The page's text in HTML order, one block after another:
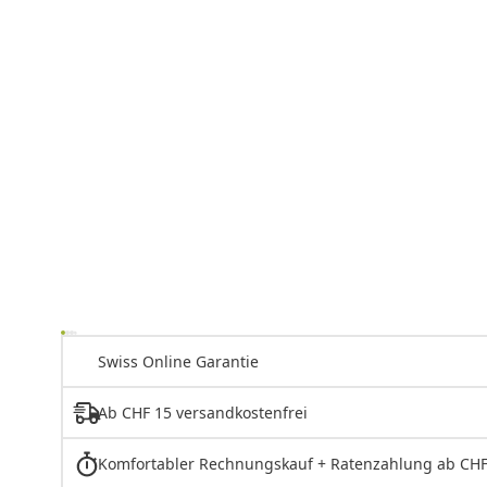
Swiss Online Garantie
Ab CHF 15 versandkostenfrei
Komfortabler Rechnungskauf + Ratenzahlung ab